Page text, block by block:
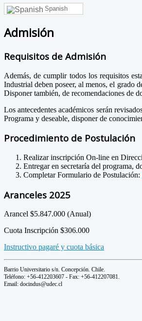
Spanish
Admisión
Requisitos de Admisión
Además, de cumplir todos los requisitos
Industrial deben poseer, al menos, el grado
Disponer también, de recomendaciones de
Los antecedentes académicos serán
Programa y deseable, disponer de
Procedimiento de Postulación
Realizar inscripción On-line en
Entregar en secretaría del programa,
Completar Formulario de Postulación:
Aranceles 2025
Arancel $5.847.000 (Anual)
Cuota Inscripción $306.000
Instructivo pagaré y cuota básica
Barrio Universitario s/n. Concepción. Chile.
Teléfono: +56-412203607 - Fax: +56-412207081.
Email: docindus@udec.cl